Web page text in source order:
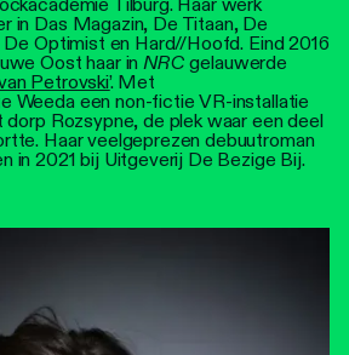
Tilburg. Haar werk
in Das Magazin, De Titaan, De
De Optimist en Hard//Hoofd. Eind 2016
Oost haar inNRC gelauwerde
Petrovski’. Met
Weeda een non-fictie VR-installatie
Rozsypne, de plek waar een deel
Haar veelgeprezen debuutroman
in 2021 bij Uitgeverij De Bezige Bij.